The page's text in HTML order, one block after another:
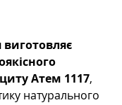
Атем 1117,
натурального